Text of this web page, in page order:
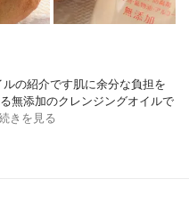
の紹介です肌に余分な負担を
無添加のクレンジングオイルで
きを見る